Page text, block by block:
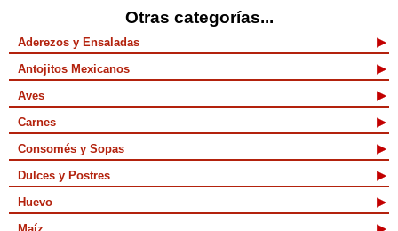
Otras categorías...
Aderezos y Ensaladas
Antojitos Mexicanos
Aves
Carnes
Consomés y Sopas
Dulces y Postres
Huevo